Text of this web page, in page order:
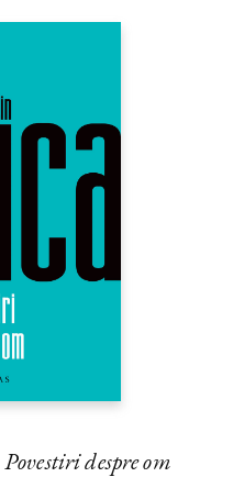
Povestiri despre om